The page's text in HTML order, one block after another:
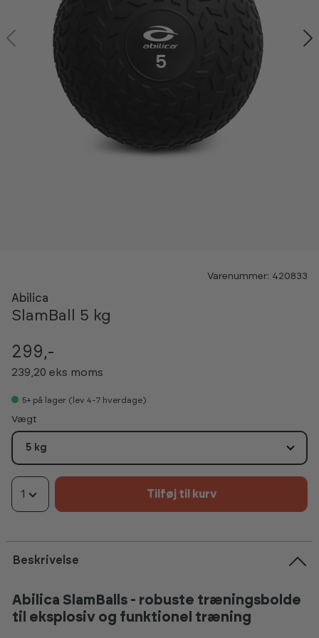
Varenummer: 420833
Abilica
SlamBall 5 kg
299,-
239,20 eks moms
5+ på lager (lev 4-7 hverdage)
Vælg
Vægt
5 kg
1 Tilføj til kurv
Beskrivelse
Abilica SlamBalls - robuste træningsbolde
til eksplosiv og funktionel træning